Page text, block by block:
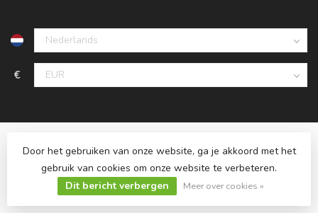
€
© Copyright 2026 Ledlampaanbiedingen.nl
Door het gebruiken van onze website, ga je akkoord met het
gebruik van cookies om onze website te verbeteren.
Dit bericht verbergen
Meer over cookies »